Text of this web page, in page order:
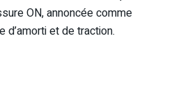
ON, annoncée comme
d’amorti et de traction.